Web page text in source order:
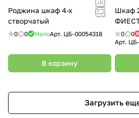
Роджина шкаф 4-х
створчатый
0 0 МалоАрт. ЦБ-00054318
В корзину
Шкаф
0 0
Арт.
Загрузить